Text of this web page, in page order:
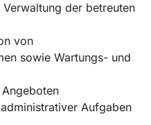
der betreuten
von
sowie Wartungs- und
Aufgaben